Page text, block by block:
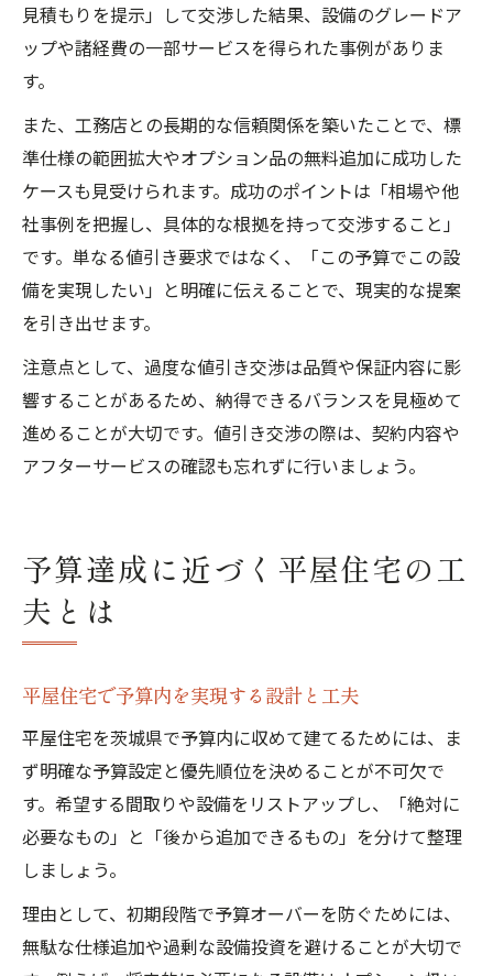
見積もりを提示」して交渉した結果、設備のグレードア
ップや諸経費の一部サービスを得られた事例がありま
す。
また、工務店との長期的な信頼関係を築いたことで、標
準仕様の範囲拡大やオプション品の無料追加に成功した
ケースも見受けられます。成功のポイントは「相場や他
社事例を把握し、具体的な根拠を持って交渉すること」
です。単なる値引き要求ではなく、「この予算でこの設
備を実現したい」と明確に伝えることで、現実的な提案
を引き出せます。
注意点として、過度な値引き交渉は品質や保証内容に影
響することがあるため、納得できるバランスを見極めて
進めることが大切です。値引き交渉の際は、契約内容や
アフターサービスの確認も忘れずに行いましょう。
予算達成に近づく平屋住宅の工
夫とは
平屋住宅で予算内を実現する設計と工夫
平屋住宅を茨城県で予算内に収めて建てるためには、ま
ず明確な予算設定と優先順位を決めることが不可欠で
す。希望する間取りや設備をリストアップし、「絶対に
必要なもの」と「後から追加できるもの」を分けて整理
しましょう。
理由として、初期段階で予算オーバーを防ぐためには、
無駄な仕様追加や過剰な設備投資を避けることが大切で